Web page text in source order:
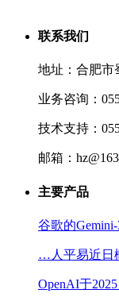
联系我们
地址：合肥市
业务咨询：
技术支持：
邮箱：
主要产品
谷歌的
…人平易近日
OpenAI于